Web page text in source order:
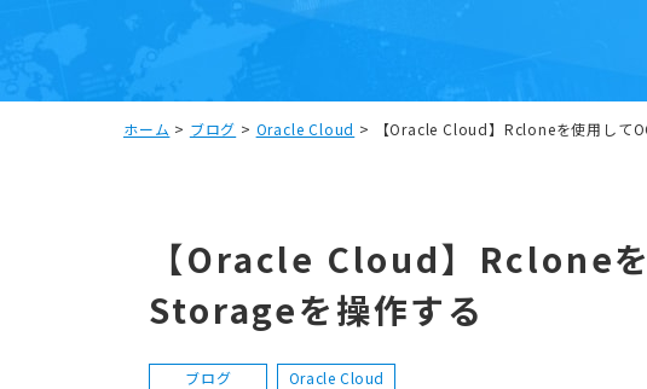
ホーム > ブログ > Oracle Cloud > 【Oracle Cloud】Rcloneを使用して
【Oracle Cloud】Rclone
Storageを操作する
ブログ Oracle Cloud